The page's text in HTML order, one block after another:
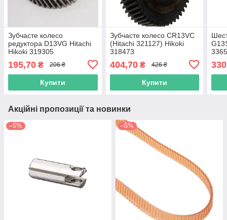
Зубчасте колесо
редуктора D13VG Hitachi
Hikoki 319305
195,70 ₴ 206 ₴
Купити
Зубчасте колесо CR13VC
(Hitachi 321127) Hikoki
318473
404,70₴ 426 ₴
Купити
Акційні пропозиції та новинки
–5% –5%